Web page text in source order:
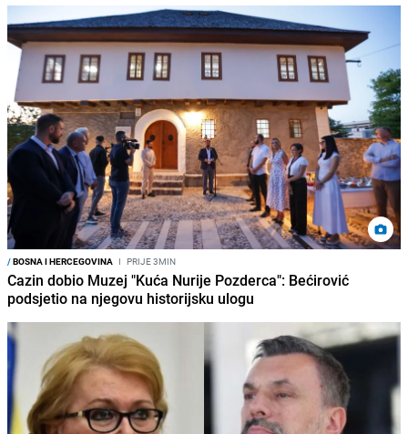
/BOSNA I HERCEGOVINA I PRIJE 3MIN
Cazin dobio Muzej "Kuća Nurije Pozderca": Bećirović
podsjetio na njegovu historijsku ulogu